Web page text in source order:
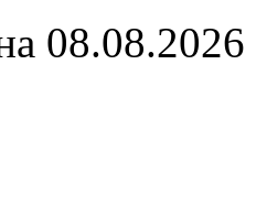
08.08.2026